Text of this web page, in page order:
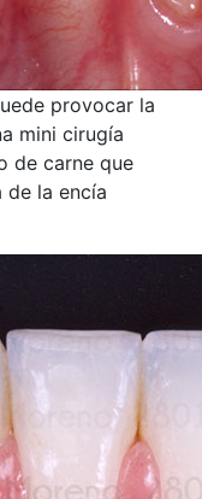
provocar la
mini cirugía
de carne que
de la encía